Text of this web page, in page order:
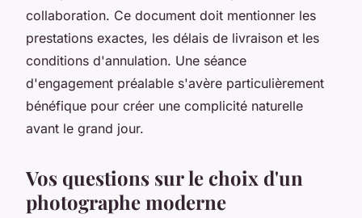
collaboration. Ce document doit mentionner les
prestations exactes, les délais de livraison et les
conditions d'annulation. Une séance
d'engagement préalable s'avère particulièrement
bénéfique pour créer une complicité naturelle
avant le grand jour.
Vos questions sur le choix d'un
photographe moderne